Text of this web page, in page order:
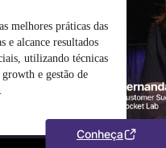
melhores práticas das
e alcance resultados
utilizando técnicas
growth e gestão de
Conheça